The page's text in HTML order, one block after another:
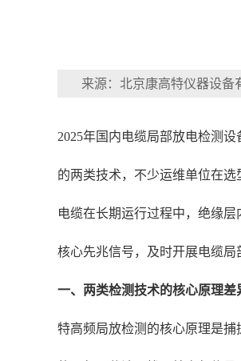
来源：北京康高特仪器设备
2025年国内电缆局部放电检测
的两类技术，不少运维单位在
电缆在长期运行过程中，绝缘
核心先兆信号，及时开展电缆局
一、两类检测技术的核心原理差
特高频局放检测的核心原理是